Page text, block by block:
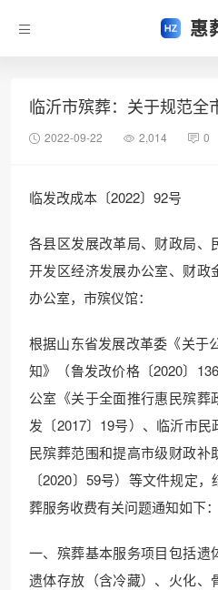
惠
临沂市殡葬：关于规范全
2022-09-22 2,014 0
临发改成本〔2022〕92号
各县区发展改革局、财政局、
开发区经济发展办公室、财政
办公室，市殡仪馆：
根据山东省发展改革委《关于
知》（鲁发改价格〔2020〕
公室《关于全面推行惠民殡葬
发〔2017〕19号）、临沂市
民殡葬范围和提高市级财政补
〔2020〕59号）等文件规定
葬服务收费有关问题通知如下：
一、殡葬基本服务项目包括遗
遗体存放（含冷藏）、火化、